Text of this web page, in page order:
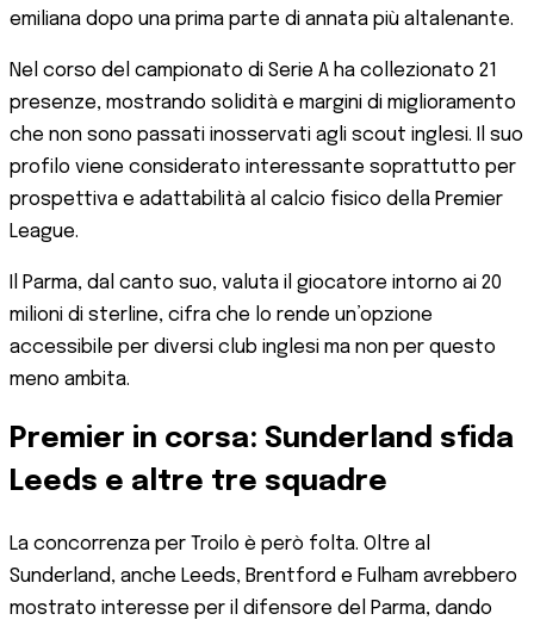
emiliana dopo una prima parte di annata più altalenante.
Nel corso del campionato di Serie A ha collezionato 21
presenze, mostrando solidità e margini di miglioramento
che non sono passati inosservati agli scout inglesi. Il suo
profilo viene considerato interessante soprattutto per
prospettiva e adattabilità al calcio fisico della Premier
League.
Il Parma, dal canto suo, valuta il giocatore intorno ai 20
milioni di sterline, cifra che lo rende un’opzione
accessibile per diversi club inglesi ma non per questo
meno ambita.
Premier in corsa: Sunderland sfida
Leeds e altre tre squadre
La concorrenza per Troilo è però folta. Oltre al
Sunderland, anche Leeds, Brentford e Fulham avrebbero
mostrato interesse per il difensore del Parma, dando